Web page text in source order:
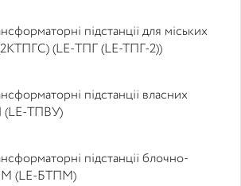
підстанції для міських
(LE-ТПГ (LE-TПГ-2))
підстанції власних
ТПВУ)
підстанції блочно-
(LE-БТПМ)